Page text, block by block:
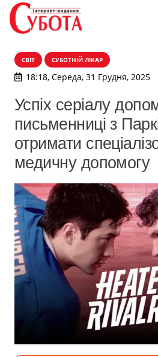
СВІТ СУБОТНІЙ ЛІКАР
18:18, Середа, 31 Грудня, 2025
Успіх серіалу
письменниці з
отримати
медичну допомогу